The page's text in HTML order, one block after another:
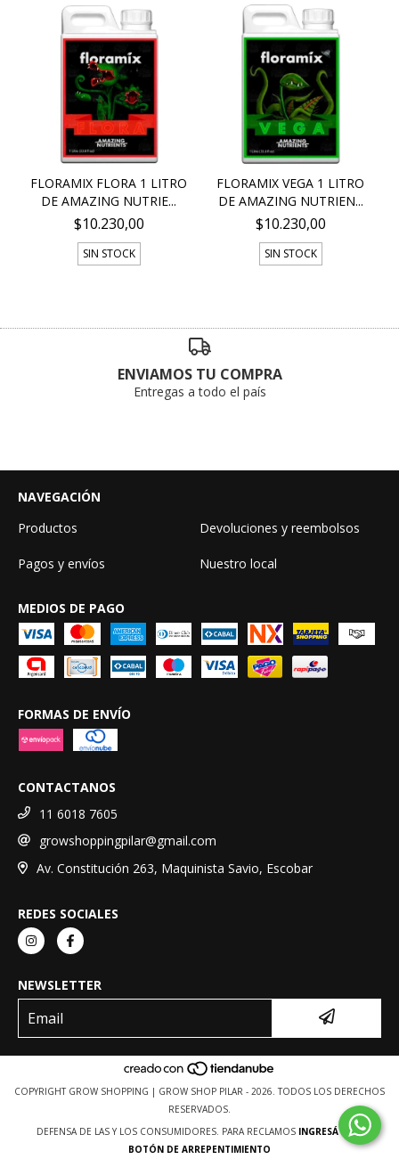
FLORAMIX FLORA 1 LITRO
DE AMAZING NUTRIE...
$10.230,00
SIN STOCK
FLORAMIX VEGA 1 LITRO
DE AMAZING NUTRIEN...
$10.230,00
SIN STOCK
ENVIAMOS TU COMPRA
Entregas a todo el país
NAVEGACIÓN
Productos
Devoluciones y reembolsos
Pagos y envíos Nuestro local
MEDIOS DE PAGO
FORMAS DE ENVÍO
CONTACTANOS
11 6018 7605
growshoppingpilar@gmail.com
Av. Constitución 263, Maquinista Savio, Escobar
REDES SOCIALES
NEWSLETTER
COPYRIGHT GROW SHOPPING | GROW SHOP PILAR - 2026. TODOS LOS DERECHOS
RESERVADOS.
DEFENSA DE LAS Y LOS CONSUMIDORES. PARA RECLAMOS INGRESÁ ACÁ.
BOTÓN DE ARREPENTIMIENTO